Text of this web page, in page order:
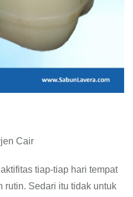
Cair
tiap-tiap hari tempat
rutin. Sedari itu tidak untuk